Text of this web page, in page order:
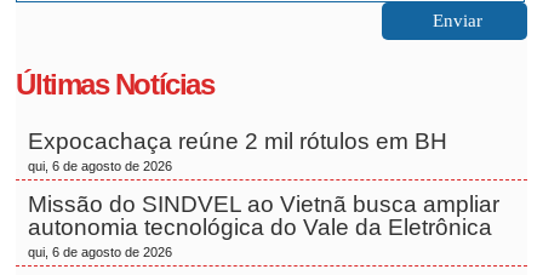
Últimas Notícias
Expocachaça reúne 2 mil rótulos em BH
qui, 6 de agosto de 2026
Missão do SINDVEL ao Vietnã busca ampliar
autonomia tecnológica do Vale da Eletrônica
qui, 6 de agosto de 2026